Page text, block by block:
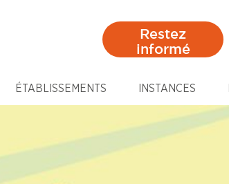
Restez
informé
ÉTABLISSEMENTS INSTANCES